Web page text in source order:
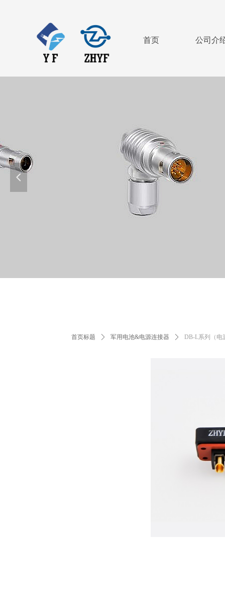
首页 公司介
首页标题 ꄲ 军用电池&电源连接器 ꄲ DB-L系列（电
넳